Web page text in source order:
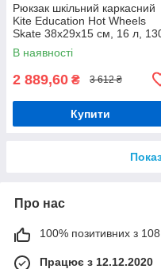
Рюкзак шкільний каркасний
Kite Education Hot Wheels
Skate 38x29x15 см, 16 л,
145 см, чорний
В наявності
2 889,60 ₴ 3 612 ₴
Купити
Про нас
100% позитивних з 108
Працює з 12.12.2020